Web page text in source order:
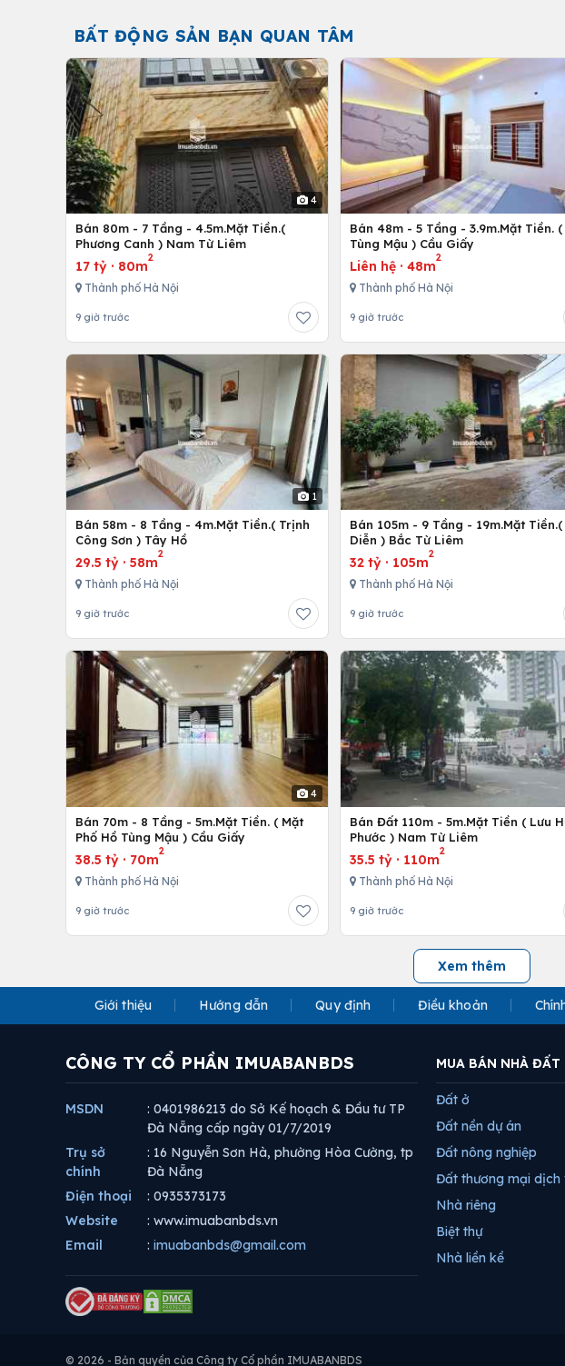
BẤT ĐỘNG SẢN BẠN QUAN TÂM
4
Bán 80m - 7 Tầng - 4.5m.Mặt Tiền.(
Phương Canh ) Nam Từ Liêm
17 tỷ · 80m
2
Thành phố Hà Nội
9 giờ trước
Bán 48m - 5 Tầng - 3.9m.Mặt Tiền. (
Tùng Mậu ) Cầu Giấy
Liên hệ ·48m
2
Thành phố Hà Nội
9 giờ trước
1
Bán 58m - 8 Tầng - 4m.Mặt Tiền.( Trịnh
Công Sơn ) Tây Hồ
29.5 tỷ · 58m
2
Thành phố Hà Nội
9 giờ trước
Bán 105m - 9 Tầng - 19m.Mặt Tiền.(
Diễn ) Bắc Từ Liêm
32 tỷ · 105m
2
Thành phố Hà Nội
9 giờ trước
4
Bán 70m - 8 Tầng - 5m.Mặt Tiền. ( Mặt
Phố Hồ Tùng Mậu ) Cầu Giấy
38.5 tỷ · 70m
2
Thành phố Hà Nội
9 giờ trước
Bán Đất 110m - 5m.Mặt Tiền ( Lưu
Phước ) Nam Từ Liêm
35.5 tỷ · 110m
2
Thành phố Hà Nội
9 giờ trước
Xem thêm
Giới thiệu Hướng dẫn Quy định Điều khoản
CÔNG TY CỔ PHẦN IMUABANBDS
MSDN
: 0401986213 do Sở Kế hoạch & Đầu tư TP
Đà Nẵng cấp ngày 01/7/2019
Trụ sở
chính
: 16 Nguyễn Sơn Hà, phường Hòa Cường, tp
Đà Nẵng
Điện thoại
: 0935373173
Website
: www.imuabanbds.vn
Email
: imuabanbds@gmail.com
MUA BÁN NHÀ ĐẤT
Đất ở
Đất nền dự án
Đất nông nghiệp
Đất thương mại dịch
Nhà riêng
Biệt thự
Nhà liền kề
© 2026 - Bản quyền của Công ty Cổ phần IMUABANBDS